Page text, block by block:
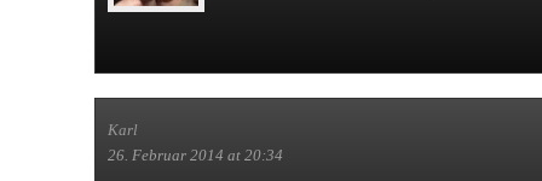
Karl
26. Februar 2014 at 20:34